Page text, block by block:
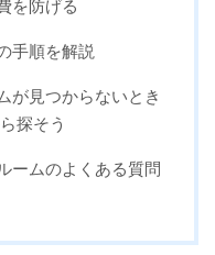
を防げる
手順を解説
が見つからないとき
探そう
ームのよくある質問